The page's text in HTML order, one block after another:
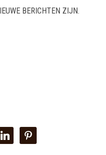
BERICHTEN ZIJN.
linkedinpinterest